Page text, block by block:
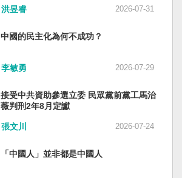
洪昱睿 2026-07-31
中國的民主化為何不成功？
李敏勇 2026-07-29
接受中共資助參選立委 民眾黨前黨工馬治
薇判刑2年8月定讞
張文川 2026-07-24
「中國人」並非都是中國人